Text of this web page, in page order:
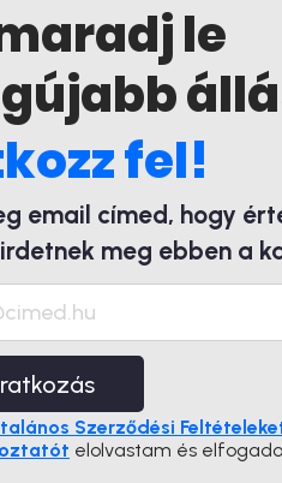
le
fel!
email címed, hogy
meg ebben a
Szerződési
elolvastam és